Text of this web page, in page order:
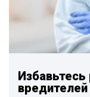
Избавьтесь
вредителей